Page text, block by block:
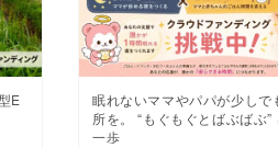
E
眠れないママやパパが少しで
所を。 “もぐもぐとばぶばぶ”
一歩